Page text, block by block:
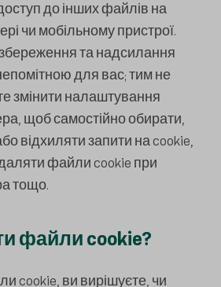
до інших файлів на
чи мобільному пристрої.
та надсилання
для вас; тим не
змінити налаштування
щоб самостійно обирати,
відхиляти запити на cookie,
файли cookie при
тощо.
файли cookie?
cookie, ви вирішуєте, чи